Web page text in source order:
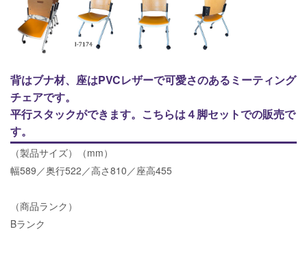
背はブナ材、座はPVCレザーで可愛さのあるミーティング
チェアです。
平行スタックができます。こちらは４脚セットでの販売で
す。
（製品サイズ）（mm）
幅589／奥行522／高さ810／座高455
（商品ランク）
Bランク